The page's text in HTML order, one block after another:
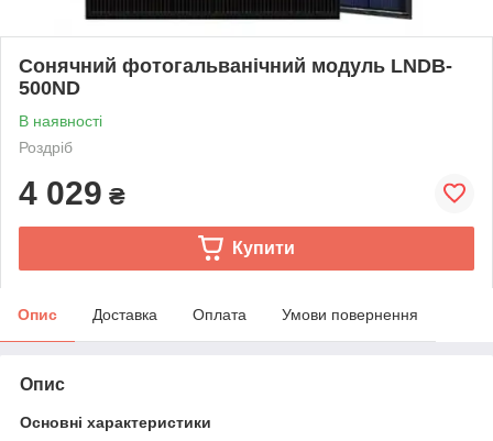
Сонячний фотогальванічний модуль LNDB-
500ND
В наявності
Роздріб
4 029 ₴
Купити
Опис Доставка Оплата Умови повернення
Опис
Основні характеристики